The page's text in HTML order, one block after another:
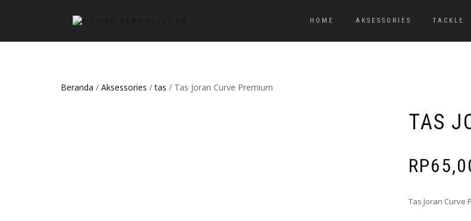
HOME AKSESSORIES TACKLE
Beranda / Aksessories /tas / Tas Joran Curve Premium
TAS
RP
Tas Joran Curve